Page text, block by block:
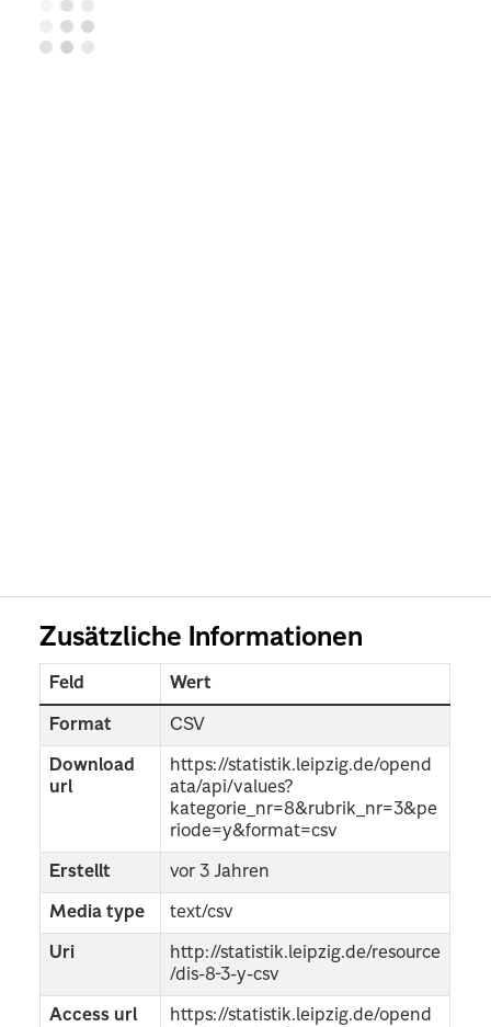
Zusätzliche Informationen
Feld Wert
Format CSV
Download
url
https://statistik.leipzig.de/opend
ata/api/values?
kategorie_nr=8&rubrik_nr=3&pe
riode=y&format=csv
Erstellt vor 3 Jahren
Media type text/csv
Uri
http://statistik.leipzig.de/resource
/dis-8-3-y-csv
Access url
https://statistik.leipzig.de/opend